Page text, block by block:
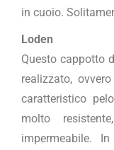
in cuoio.
Loden
Questo cappotto
realizzato,
caratteristico
molto
impermeabile.